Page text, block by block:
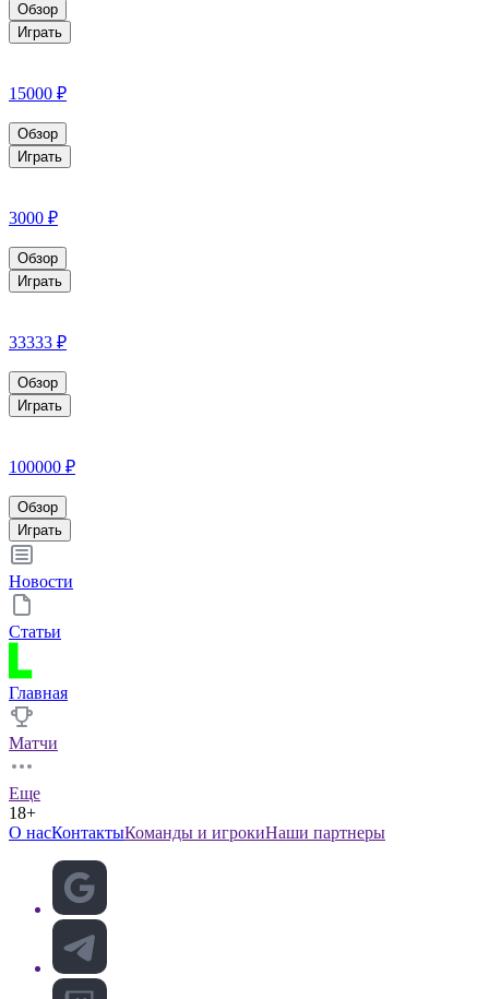
Обзор
Играть
15000 ₽
Обзор
Играть
3000 ₽
Обзор
Играть
33333 ₽
Обзор
Играть
100000 ₽
Обзор
Играть
Новости
Статьи
Главная
Матчи
Еще
18+
О насКонтактыКоманды и игрокиНаши партнеры